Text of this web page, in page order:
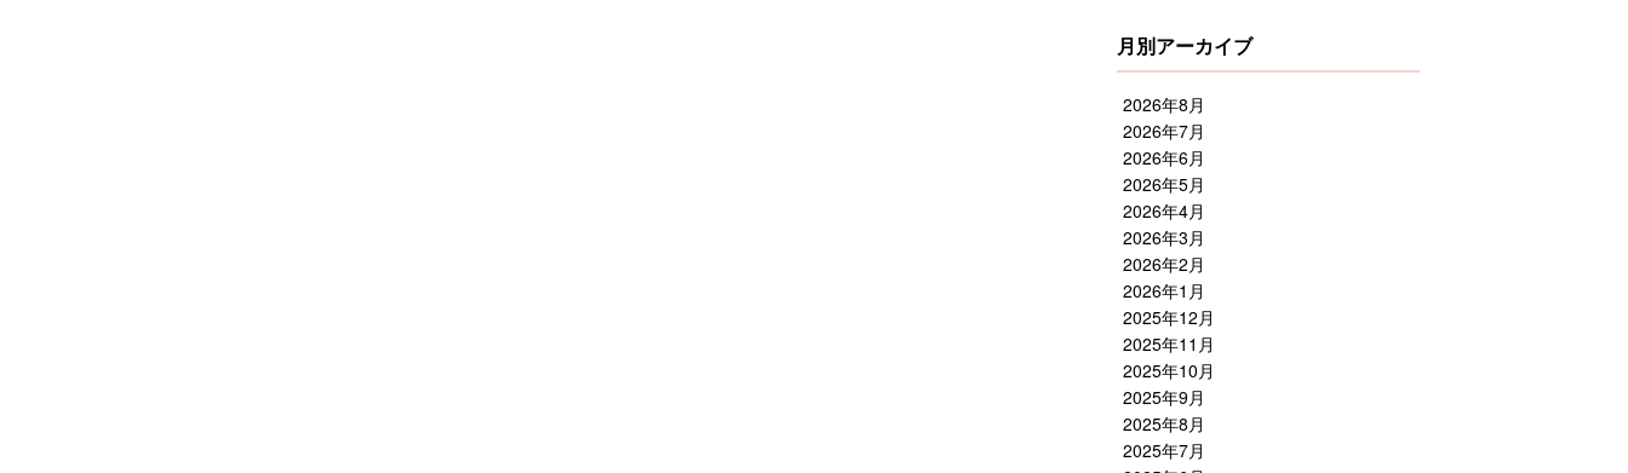
月別アーカイブ
2026年8月
2026年7月
2026年6月
2026年5月
2026年4月
2026年3月
2026年2月
2026年1月
2025年12月
2025年11月
2025年10月
2025年9月
2025年8月
2025年7月